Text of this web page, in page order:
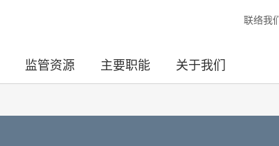
联络我们
监管资源 主要职能 关于我们